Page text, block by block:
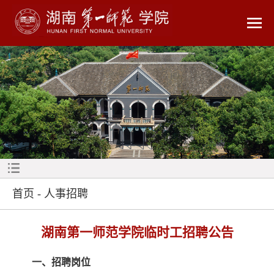
首页 - 人事招聘
湖南第一师范学院临时工招聘公告
一、招聘岗位